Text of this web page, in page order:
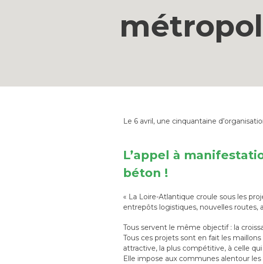
Le 6 avril, une cinquantaine
L’appel à
béton !
« La Loire-Atlantique croule sous les
entrepôts logistiques, nouvelles
Tous servent le même objectif : la
Tous ces projets sont en fait les
attractive, la plus compétitive, à celle
Elle impose aux communes alentour